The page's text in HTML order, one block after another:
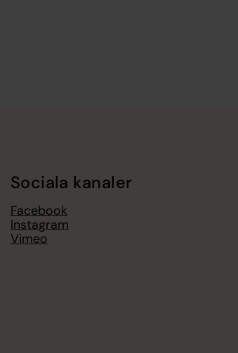
Sociala kanaler
Facebook
Instagram
Vimeo